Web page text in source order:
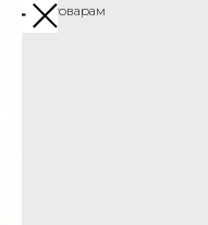
Назад к товарам